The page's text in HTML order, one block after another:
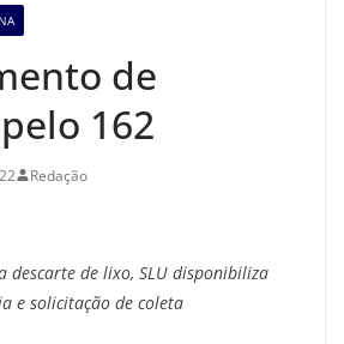
de
162
Redação
descarte de lixo, SLU disponibiliza
e solicitação de coleta